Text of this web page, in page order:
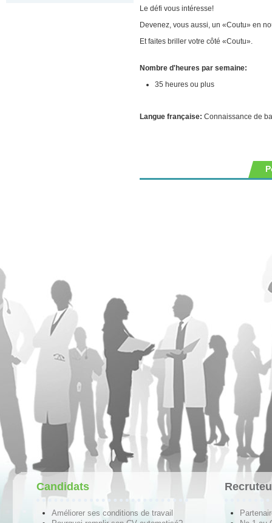
Le défi vous intéresse!
Devenez, vous aussi, un «Coutu» en
Et faites briller votre côté «Coutu».
Nombre d'heures par semaine:
35 heures ou plus
Langue française: Connaissance de
Candidats
Améliorer ses conditions de travail